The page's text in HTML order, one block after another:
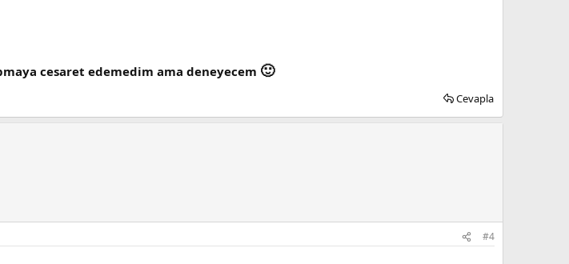
cesaret edemedim ama deneyecem 🙂
Cevapla
#4